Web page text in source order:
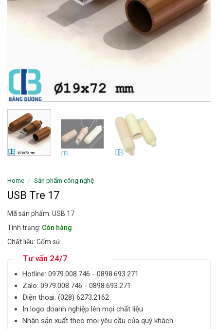
Home / Sản phẩm công nghệ
USB Tre 17
Mã sản phẩm: USB 17
Tình trạng: Còn hàng
Chất liệu: Gốm sứ
Tư vấn 24/7
Hotline: ‎0979.008.746 - 0898.693.271
Zalo: ‎‎0979.008.746 - 0898.693.271
Điện thoại: ‎(028) 6273.2162
In logo doanh nghiệp lên mọi chất liệu
Nhận sản xuất theo mọi yêu cầu của quý khách